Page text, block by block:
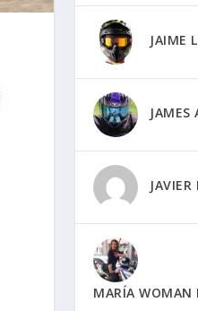
JAIME
JAMES
MARÍA WOMAN